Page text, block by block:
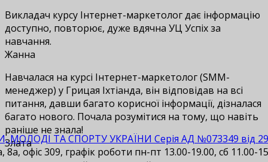
МОЛОДІ ТА СПОРТУ УКРАЇНИ Серія АД №073349 від
8а, офіс 309, графік роботи пн-пт 13.00-19.00, сб 11.00-
Викладач курсу Інтернет-маркетолог дає інформацію
доступно, повторює, дуже вдячна УЦ Успіх за
навчання.
Жанна
Навчалася на курсі Інтернет-маркетолог (SMM-
менеджер) у Грицая Іхтіанда, він відповідав на всі
питання, давши багато корисної інформації, дізналася
багато нового. Почала розумітися на тому, що навіть
раніше не знала!
Злата